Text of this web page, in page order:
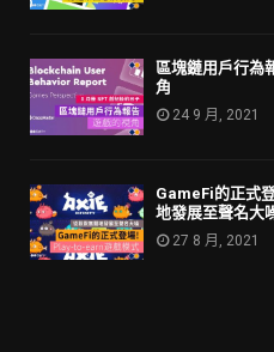
區塊鏈用戶行為
角
24 9 月, 2021
GameFi的正式
地發展至聲名大
27 8 月, 2021